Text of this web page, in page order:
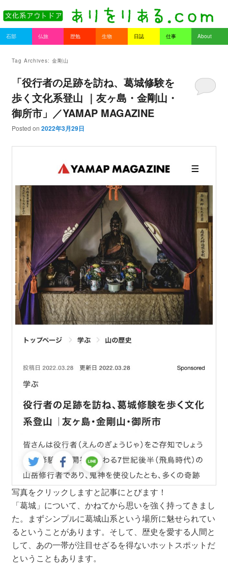
Main menu
Skip to primary content
Skip to secondary content
石部 仏旅 歴勉 生物 日誌 仕事 About
Tag Archives: 金剛山
「役行者の足跡を訪ね、葛城修験を
歩く文化系登山 ｜友ヶ島・金剛山・
御所市」／YAMAP MAGAZINE
Posted on 2022年3月29日
写真をクリックしますと記事にとびます！
「葛城」について、かねてから思いを強く持ってきまし
た。まずシンプルに葛城山系という場所に魅せられてい
るということがあります。そして、歴史を愛する人間と
して、あの一帯が注目せざるを得ないホットスポットだ
ということもあります。